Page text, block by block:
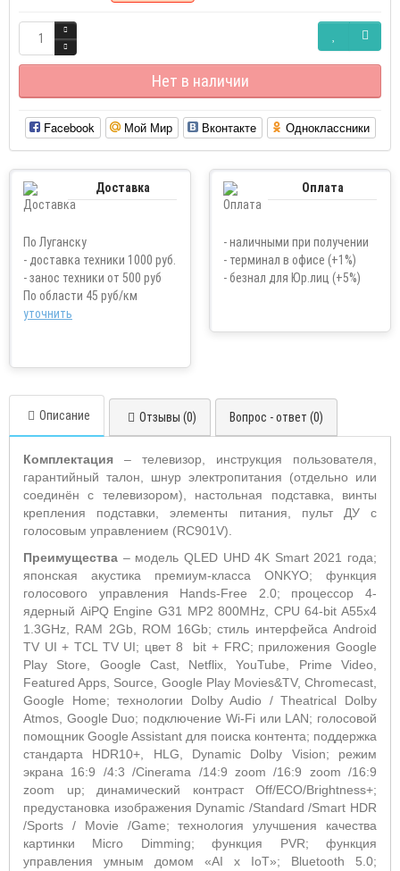
Нет в наличии
Facebook Мой Мир Вконтакте Одноклассники
Доставка
По Луганску
- доставка техники 1000 руб.
- занос техники от 500 руб
По области 45 руб/км
уточнить
Оплата
- наличными при получении
- терминал в офисе (+1%)
- безнал для Юр.лиц (+5%)
Описание Отзывы (0) Вопрос - ответ (0)
Комплектация – телевизор, инструкция пользователя,
гарантийный талон, шнур электропитания (отдельно или
соединён с телевизором), настольная подставка, винты
крепления подставки, элементы питания, пульт ДУ с
голосовым управлением (RC901V).
Преимущества – модель QLED UHD 4K Smart 2021 года;
японская акустика премиум-класса ONKYO; функция
голосового управления Hands-Free 2.0; процессор 4-
ядерный AiPQ Engine G31 MP2 800MHz, CPU 64-bit A55x4
1.3GHz, RAM 2Gb, ROM 16Gb; стиль интерфейса Android
TV UI + TCL TV UI; цвет 8 bit + FRC; приложения Google
Play Store, Google Cast, Netflix, YouTube, Prime Video,
Featured Apps, Source, Google Play Movies&TV, Chromecast,
Google Home; технологии Dolby Audio / Theatrical Dolby
Atmos, Google Duo; подключение Wi-Fi или LAN; голосовой
помощник Google Assistant для поиска контента; поддержка
стандарта HDR10+, HLG, Dynamic Dolby Vision; режим
экрана 16:9 /4:3 /Cinerama /14:9 zoom /16:9 zoom /16:9
zoom up; динамический контраст Off/ECO/Brightness+;
предустановка изображения Dynamic /Standard /Smart HDR
/Sports / Movie /Game; технология улучшения качества
картинки Micro Dimming; функция PVR; функция
управления умным домом «AI x IoT»; Bluetooth 5.0;